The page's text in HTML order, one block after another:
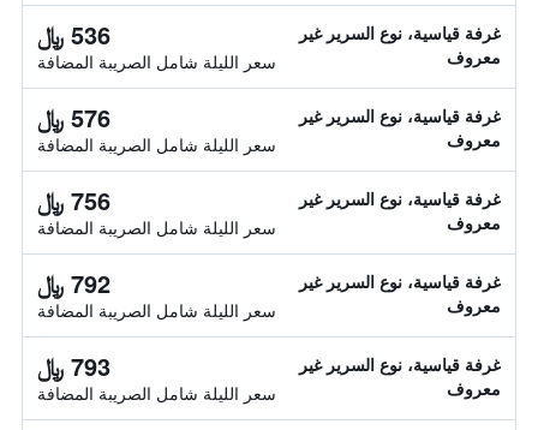
غرفة قياسية، نوع السرير غير
معروف
536 ﷼
سعر الليلة شامل الصريبة المضافة
غرفة قياسية، نوع السرير غير
معروف
576 ﷼
سعر الليلة شامل الصريبة المضافة
غرفة قياسية، نوع السرير غير
معروف
756 ﷼
سعر الليلة شامل الصريبة المضافة
غرفة قياسية، نوع السرير غير
معروف
792 ﷼
سعر الليلة شامل الصريبة المضافة
غرفة قياسية، نوع السرير غير
معروف
793 ﷼
سعر الليلة شامل الصريبة المضافة